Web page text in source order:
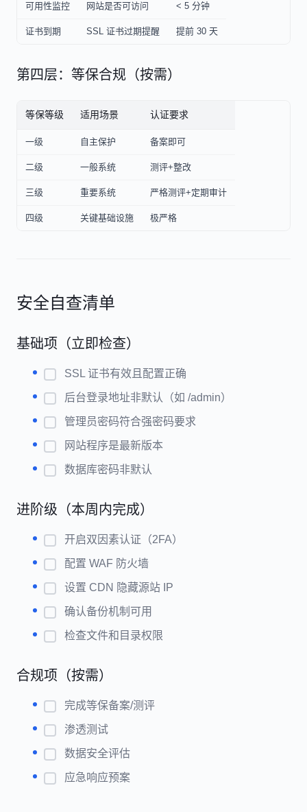
可用性监控 网站是否可访问 < 5 分钟
证书到期 SSL 证书过期提醒 提前 30 天
第四层：等保合规（按需）
等保等级 适用场景 认证要求
一级 自主保护 备案即可
二级 一般系统 测评+整改
三级 重要系统 严格测评+定期审计
四级 关键基础设施 极严格
安全自查清单
基础项（立即检查）
SSL 证书有效且配置正确
后台登录地址非默认（如 /admin）
管理员密码符合强密码要求
网站程序是最新版本
数据库密码非默认
进阶级（本周内完成）
开启双因素认证（2FA）
配置 WAF 防火墙
设置 CDN 隐藏源站 IP
确认备份机制可用
检查文件和目录权限
合规项（按需）
完成等保备案/测评
渗透测试
数据安全评估
应急响应预案